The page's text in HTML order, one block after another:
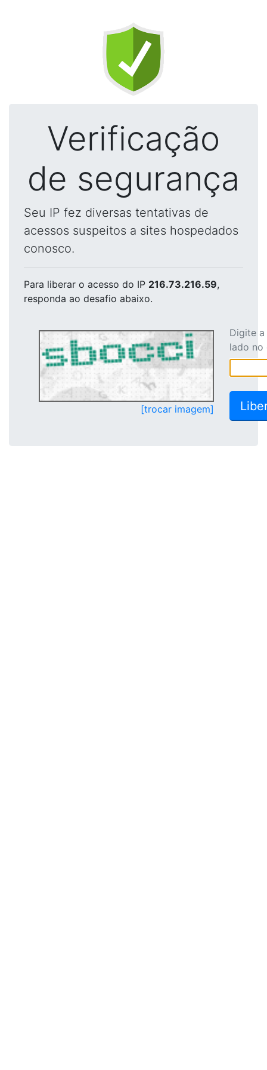
Verificação
de segurança
Seu IP fez diversas tentativas de
acessos suspeitos a sites hospedados
conosco.
Para liberar o acesso do IP 216.73.216.59,
responda ao desafio abaixo.
[trocar imagem]
Digite
lado no